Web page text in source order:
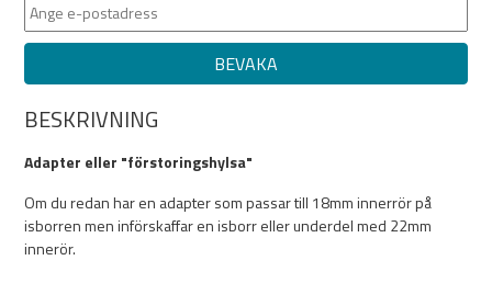
BEVAKA
BESKRIVNING
Adapter eller "förstoringshylsa"
Om du redan har en adapter som passar till 18mm innerrör på
isborren men införskaffar en isborr eller underdel med 22mm
innerör.